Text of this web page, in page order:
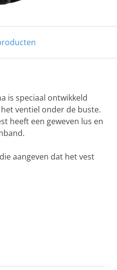
is speciaal ontwikkeld
ventiel onder de buste.
heeft een geweven lus en
aangeven dat het vest